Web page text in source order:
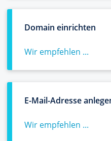
Domain einrichten
Wir empfehlen ...
E-Mail-Adresse
Wir empfehlen ...